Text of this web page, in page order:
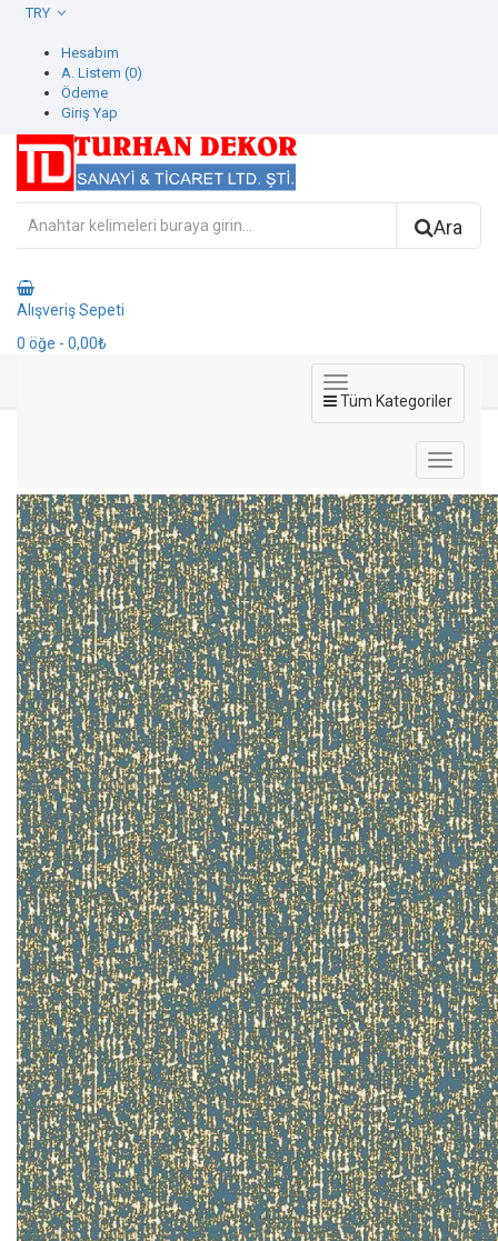
Hesabım
A. Listem (0)
Ödeme
Giriş Yap
Ara
Alışveriş Sepeti
0 öğe - 0,00₺
Tüm Kategoriler